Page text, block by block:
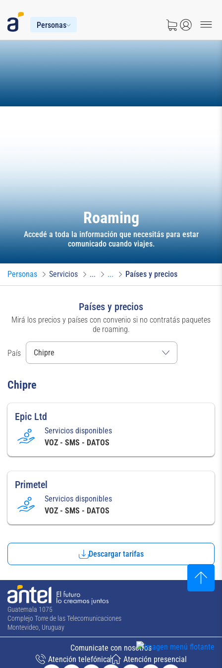
Personas
Roaming
Accedé a toda la información que necesitás para estar
comunicado cuando viajes.
Personas Servicios ... ... Países y precios
Países y precios
Mirá los precios y países con convenio si no contratás paquetes
de roaming.
País
Chipre
Epic Ltd
Servicios disponibles
VOZ - SMS - DATOS
Primetel
Servicios disponibles
VOZ - SMS - DATOS
Descargar tarifas
Guatemala 1075
Complejo Torre de las Telecomunicaciones
Montevideo, Uruguay
Comunicate con nosotros
Atención telefónica
Atención presencial